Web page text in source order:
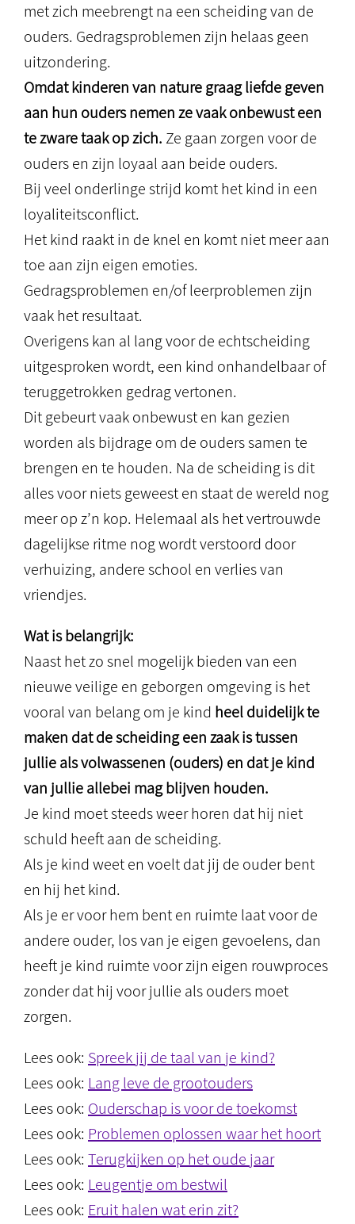
met zich meebrengt na een scheiding van de
ouders. Gedragsproblemen zijn helaas geen
uitzondering.
Omdat kinderen van nature graag liefde geven
aan hun ouders nemen ze vaak onbewust een
te zware taak op zich. Ze gaan zorgen voor de
ouders en zijn loyaal aan beide ouders.
Bij veel onderlinge strijd komt het kind in een
loyaliteitsconflict.
Het kind raakt in de knel en komt niet meer aan
toe aan zijn eigen emoties.
Gedragsproblemen en/of leerproblemen zijn
vaak het resultaat.
Overigens kan al lang voor de echtscheiding
uitgesproken wordt, een kind onhandelbaar of
teruggetrokken gedrag vertonen.
Dit gebeurt vaak onbewust en kan gezien
worden als bijdrage om de ouders samen te
brengen en te houden. Na de scheiding is dit
alles voor niets geweest en staat de wereld nog
meer op z’n kop. Helemaal als het vertrouwde
dagelijkse ritme nog wordt verstoord door
verhuizing, andere school en verlies van
vriendjes.
Wat is belangrijk:
Naast het zo snel mogelijk bieden van een
nieuwe veilige en geborgen omgeving is het
vooral van belang om je kind heel duidelijk te
maken dat de scheiding een zaak is tussen
jullie als volwassenen (ouders) en dat je kind
van jullie allebei mag blijven houden.
Je kind moet steeds weer horen dat hij niet
schuld heeft aan de scheiding.
Als je kind weet en voelt dat jij de ouder bent
en hij het kind.
Als je er voor hem bent en ruimte laat voor de
andere ouder, los van je eigen gevoelens, dan
heeft je kind ruimte voor zijn eigen rouwproces
zonder dat hij voor jullie als ouders moet
zorgen.
Lees ook: Spreek jij de taal van je kind?
Lees ook: Lang leve de grootouders
Lees ook: Ouderschap is voor de toekomst
Lees ook: Problemen oplossen waar het hoort
Lees ook: Terugkijken op het oude jaar
Lees ook: Leugentje om bestwil
Lees ook: Eruit halen wat erin zit?